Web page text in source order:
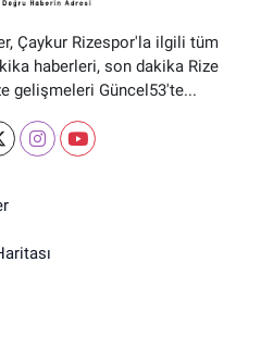
Çaykur Rizespor'la ilgili tüm
haberleri, son dakika Rize
gelişmeleri Güncel53'te...